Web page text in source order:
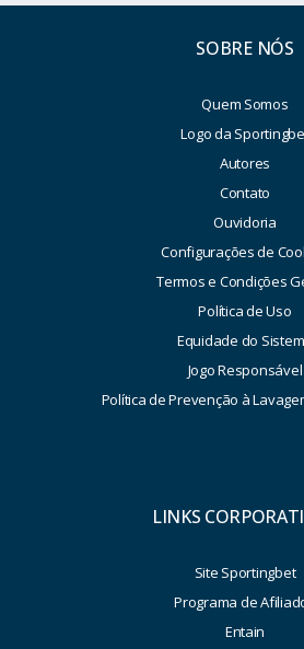
SOBRE NÓS
Quem Somos
Logo da
Autores
Contato
Ouvidoria
Configurações de
Termos e Condições
Política de Uso
Equidade do
Jogo Responsável
Política de Prevenção à
LINKS
Site Sportingbet
Programa de
Entain